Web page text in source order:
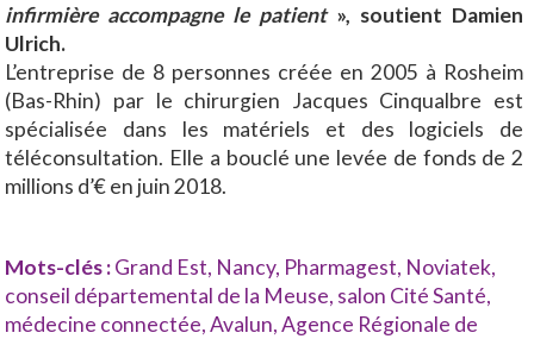
infirmière accompagne le patient», soutient Damien
Ulrich.
L’entreprise de 8 personnes créée en 2005 à Rosheim
(Bas-Rhin) par le chirurgien Jacques Cinqualbre est
spécialisée dans les matériels et des logiciels de
téléconsultation. Elle a bouclé une levée de fonds de 2
millions d’€ en juin 2018.
Mots-clés :Grand Est, Nancy, Pharmagest, Noviatek,
conseil départemental de la Meuse, salon Cité Santé,
médecine connectée,Avalun,Agence Régionale de